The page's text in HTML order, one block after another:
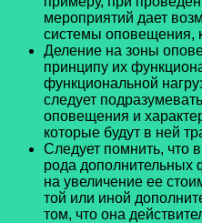
мероприятий дает
системы оповещения,
Деление на зоны
принципу их
функциональной
следует
оповещения и
которые будут в ней
Следует помнить, что
рода дополнительных
на увеличение ее
той или иной
том, что она